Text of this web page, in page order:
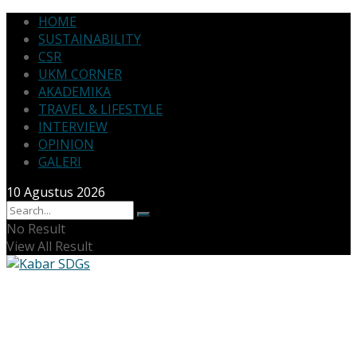
HOME
SUSTAINABILITY
CSR
UKM CORNER
AKADEMIKA
TRAVEL & LIFESTYLE
INTERVIEW
OPINION
GALERI
10 Agustus 2026
No Result
View All Result